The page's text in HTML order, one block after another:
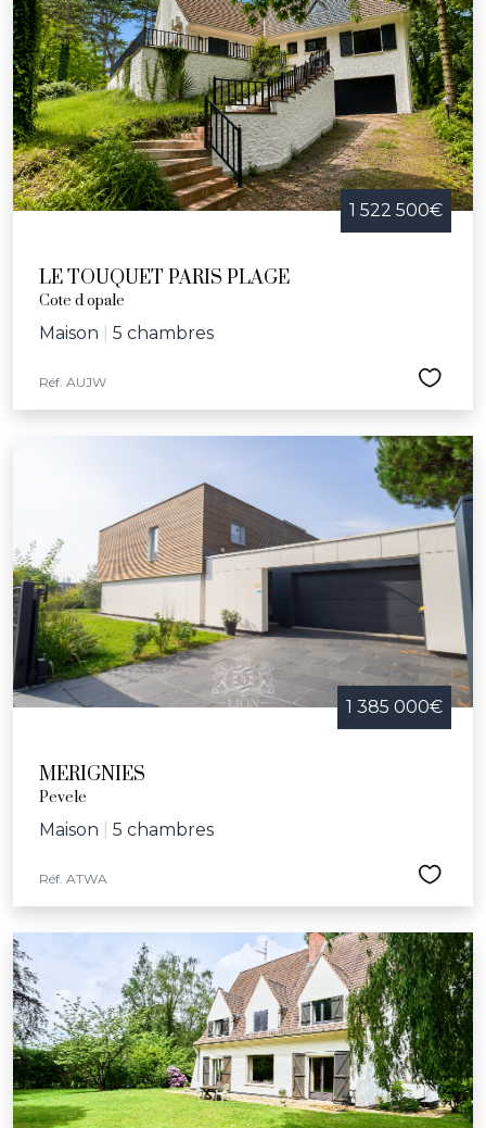
1 522 500€
LE TOUQUET PARIS PLAGE
Cote d opale
Maison 5 chambres
Réf. AUJW
1 385 000€
MERIGNIES
Pevele
Maison 5 chambres
Réf. ATWA